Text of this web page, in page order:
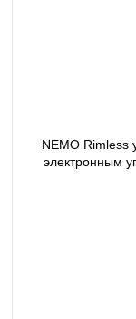
NEMO Rimless
электронным